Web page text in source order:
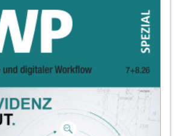
2021 in Düsseldorf:
GmbH & Co. KG